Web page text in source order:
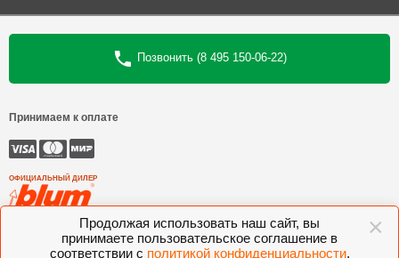
×
Продолжая использовать наш сайт, вы
принимаете пользовательское соглашение в
соответствии с политикой конфиденциальности.
Позвонить (8 495 150-06-22)
Принимаем к оплате
ОФИЦИАЛЬНЫЙ ДИЛЕР
Интеркомплект, 2006—2026
Комлектующие для мебели BLUM, FGV, VIBO, KESSEBOHMER, VOLPATO,